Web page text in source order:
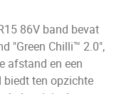
86V band bevat
"Green Chilli™ 2.0",
afstand en een
biedt ten opzichte